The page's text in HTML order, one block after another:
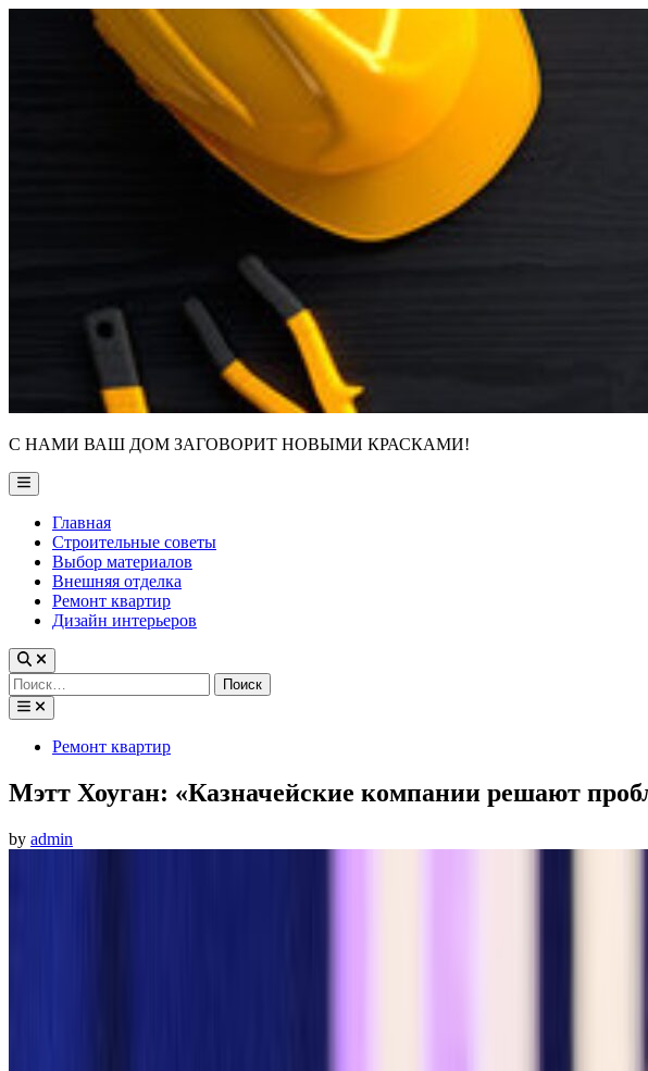
С НАМИ ВАШ ДОМ ЗАГОВОРИТ НОВЫМИ КРАСКАМИ!
Main
Menu
Главная
Строительные советы
Выбор материалов
Внешняя отделка
Ремонт квартир
Дизайн интерьеров
Найти:
PostedРемонт квартир
Мэтт Хоуган: «Казначейские компании решают
by admin